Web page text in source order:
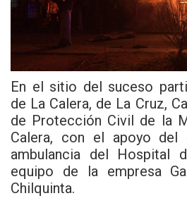
En el sitio del suceso
de La Calera, de La Cruz,
de Protección Civil de la
Calera, con el apoyo del
ambulancia del Hospital
equipo de la empresa
Chilquinta.